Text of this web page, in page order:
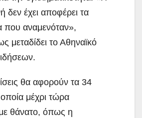
δεν έχει αποφέρει τα
που αναμενόταν»,
μεταδίδει το Αθηναϊκό
θα αφορούν τα 34
μέχρι τώρα
θάνατο, όπως η